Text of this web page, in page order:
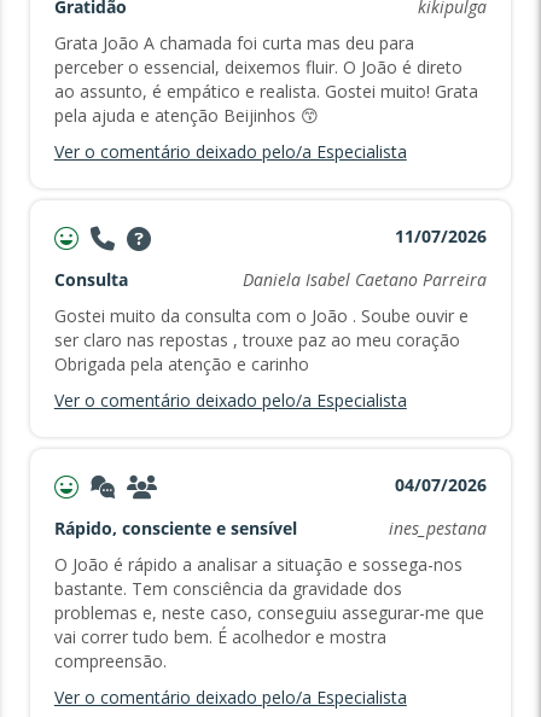
Gratidão
kikipulga
Grata João A chamada foi curta mas deu para
perceber o essencial, deixemos fluir. O João é direto
ao assunto, é empático e realista. Gostei muito! Grata
pela ajuda e atenção Beijinhos 😙
Ver o comentário deixado pelo/a Especialista
11/07/2026
Consulta
Daniela Isabel Caetano Parreira
Gostei muito da consulta com o João . Soube ouvir e
ser claro nas repostas , trouxe paz ao meu coração
Obrigada pela atenção e carinho
Ver o comentário deixado pelo/a Especialista
04/07/2026
Rápido, consciente e sensível
ines_pestana
O João é rápido a analisar a situação e sossega-nos
bastante. Tem consciência da gravidade dos
problemas e, neste caso, conseguiu assegurar-me que
vai correr tudo bem. É acolhedor e mostra
compreensão.
Ver o comentário deixado pelo/a Especialista